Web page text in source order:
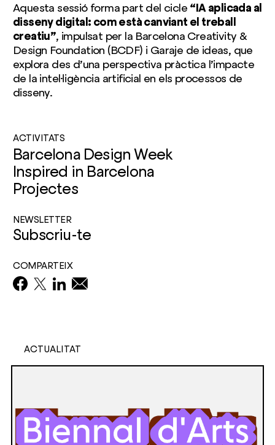
Aquesta sessió forma part del cicle “IA aplicada al
disseny digital: com està canviant el treball
creatiu”, impulsat per la Barcelona Creativity &
Design Foundation (BCDF) i Garaje de ideas, que
explora des d’una perspectiva pràctica l’impacte
de la intel·ligència artificial en els processos de
disseny.
ACTIVITATS
Barcelona Design Week
Inspired in Barcelona
Projectes
NEWSLETTER
Subscriu-te
COMPARTEIX
ACTUALITAT